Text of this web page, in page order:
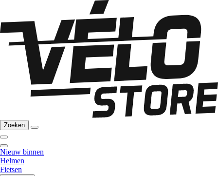
Zoeken
Nieuw binnen
Helmen
Fietsen